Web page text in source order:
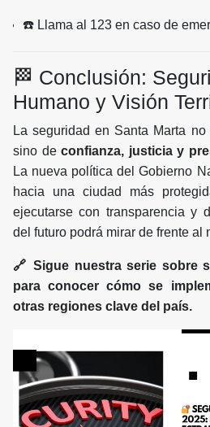
☎️ Llama al 123 en caso de
🏁 Conclusión:
Humano y Visión
La seguridad en Santa Marta
sino deconfianza, justicia y
La nueva política del Gobierno
hacia una ciudad más
ejecutarse con transparencia y
del futuro podrá mirar de frente
🔗 Sigue nuestra serie sobre
para conocer cómo se
otras regiones clave del país.